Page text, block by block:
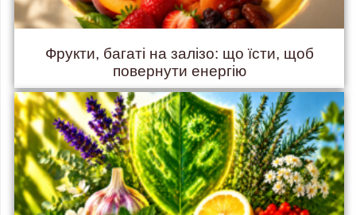
Фрукти, багаті на залізо: що їсти, щоб
повернути енергію